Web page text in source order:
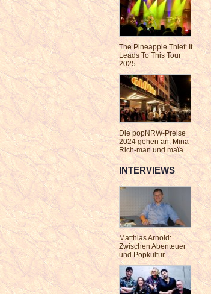
The Pineapple Thief: It
Leads To This Tour
2025
Die popNRW-Preise
2024 gehen an: Mina
Rich-man und maïa
INTERVIEWS
Matthias Arnold:
Zwischen Abenteuer
und Popkultur